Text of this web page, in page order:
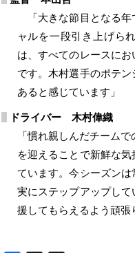
「⼤きな節⽬となる年
ャルを⼀段引き上げら
は、すべてのレースに
です。⽊村選⼿のポテ
あると感じています」
ドライバー ⽊村偉織
「慣れ親しんだチーム
を迎えることで新鮮な
ています。今シーズン
実にステップアップし
援してもらえるよう頑張